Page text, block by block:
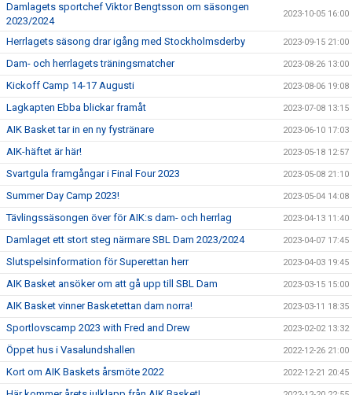
Damlagets sportchef Viktor Bengtsson om säsongen
2023/2024
2023-10-05 16:00
Herrlagets säsong drar igång med Stockholmsderby 2023-09-15 21:00
Dam- och herrlagets träningsmatcher 2023-08-26 13:00
Kickoff Camp 14-17 Augusti 2023-08-06 19:08
Lagkapten Ebba blickar framåt 2023-07-08 13:15
AIK Basket tar in en ny fystränare 2023-06-10 17:03
AIK-häftet är här! 2023-05-18 12:57
Svartgula framgångar i Final Four 2023 2023-05-08 21:10
Summer Day Camp 2023! 2023-05-04 14:08
Tävlingssäsongen över för AIK:s dam- och herrlag 2023-04-13 11:40
Damlaget ett stort steg närmare SBL Dam 2023/2024 2023-04-07 17:45
Slutspelsinformation för Superettan herr 2023-04-03 19:45
AIK Basket ansöker om att gå upp till SBL Dam 2023-03-15 15:00
AIK Basket vinner Basketettan dam norra! 2023-03-11 18:35
Sportlovscamp 2023 with Fred and Drew 2023-02-02 13:32
Öppet hus i Vasalundshallen 2022-12-26 21:00
Kort om AIK Baskets årsmöte 2022 2022-12-21 20:45